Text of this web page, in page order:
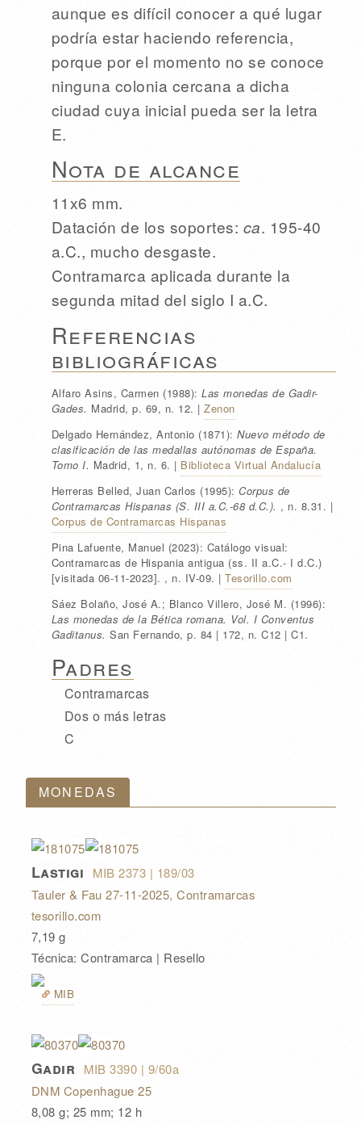
aunque es difícil conocer a qué lugar
podría estar haciendo referencia,
porque por el momento no se conoce
ninguna colonia cercana a dicha
ciudad cuya inicial pueda ser la letra
E.
Nota de alcance
11x6 mm.
Datación de los soportes: ca. 195-40
a.C., mucho desgaste.
Contramarca aplicada durante la
segunda mitad del siglo I a.C.
Referencias
bibliográficas
Alfaro Asins, Carmen (1988): Las monedas de Gadir-
Gades. Madrid, p. 69, n. 12. | Zenon
Delgado Hernández, Antonio (1871): Nuevo método de
clasificación de las medallas autónomas de España.
Tomo I. Madrid, 1, n. 6. | Biblioteca Virtual Andalucía
Herreras Belled, Juan Carlos (1995): Corpus de
Contramarcas Hispanas (S. III a.C.-68 d.C.). , n. 8.31 . |
Corpus de Contramarcas Hispanas
Pina Lafuente, Manuel (2023): Catálogo visual:
Contramarcas de Hispania antigua (ss. II a.C.- I d.C.)
[visitada 06-11-2023]. , n. IV-09. | Tesorillo.com
Sáez Bolaño, José A.; Blanco Villero, José M. (1996):
Las monedas de la Bética romana. Vol. I Conventus
Gaditanus. San Fernando, p. 84 | 172, n. C12 | C1.
Padres
Contramarcas
Dos o más letras
C
MONEDAS
Lastigi MIB 2373 | 189/03
Tauler & Fau 27-11-2025, Contramarcas
tesorillo.com
7,19 g
Técnica: Contramarca | Resello
MIB
Gadir MIB 3390 | 9/60a
DNM Copenhague 25
8,08 g; 25 mm; 12 h